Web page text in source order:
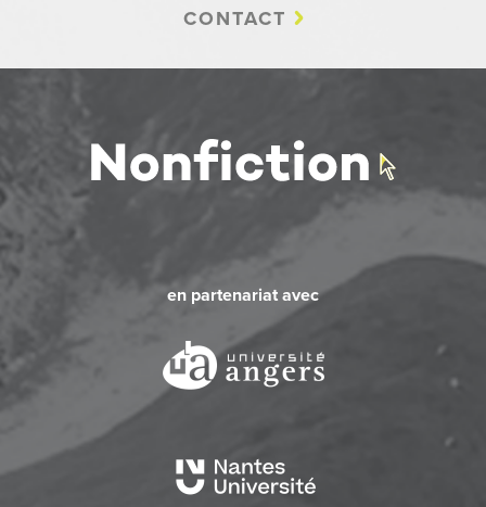
CONTACT
en partenariat avec